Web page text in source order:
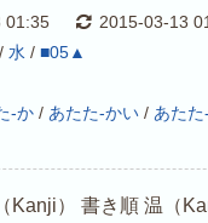
01:35
2015-03-13
/ 水/ ■05▲
-か /あたた-かい /あたた
Kanji） 書き順 温（